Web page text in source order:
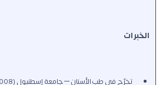
الخبرات
تخرّج في طب الأسنان – جامعة إسطنبول (2008)